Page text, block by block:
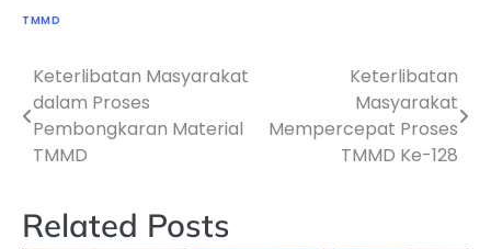
TMMD
Navigasi
pos
Keterlibatan Masyarakat
dalam Proses
Pembongkaran Material
TMMD
Keterlibatan
Masyarakat
Mempercepat Proses
TMMD Ke-128
Related Posts